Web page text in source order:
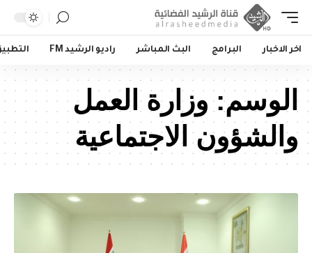
اخر الاخبار البرامج البث المباشر راديو الرشيد FM
الوسم:وزارة العمل
والشؤون الاجتماعية